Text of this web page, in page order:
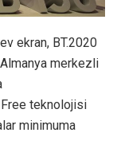
ekran, BT.2020
Almanya merkezli
Free teknolojisi
minimuma